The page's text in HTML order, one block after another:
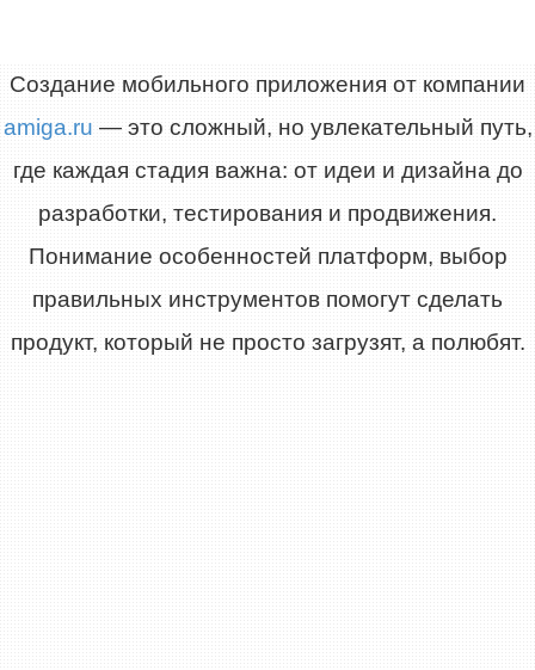
Создание мобильного приложения от компании
amiga.ru — это сложный, но увлекательный путь,
где каждая стадия важна: от идеи и дизайна до
разработки, тестирования и продвижения.
Понимание особенностей платформ, выбор
правильных инструментов помогут сделать
продукт, который не просто загрузят, а полюбят.